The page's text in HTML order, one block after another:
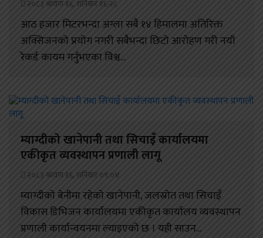
२०८३ श्रावण १६, शनिबार १६:२८
आठ हजार मिटरभन्दा अग्ला सबै १४ हिमालमा अतिरिक्त
अक्सिजनको प्रयोग नगरी सबैभन्दा छिटो आरोहण गरी नयाँ
रेकर्ड कायम गर्नुभएका विश्व...
म्याग्दीको खानेपानी तथा सिचाइँ कार्यालयमा
एकीकृत व्यवस्थापन प्रणाली लागू
२०८३ श्रावण १६, शनिबार ०९:०४
म्याग्दीको बेनीमा रहेको खानेपानी, जलस्रोत तथा सिचाइँ
विकास डिभिजन कार्यालयमा एकीकृत कार्यालय व्यवस्थापन
प्रणाली कार्यान्वयनमा ल्याइएको छ । यही साउन...